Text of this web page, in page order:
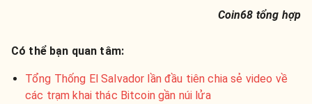
Coin68 tổng hợp
Có thể bạn quan tâm:
Tổng Thống El Salvador lần đầu tiên chia sẻ video về
các trạm khai thác Bitcoin gần núi lửa